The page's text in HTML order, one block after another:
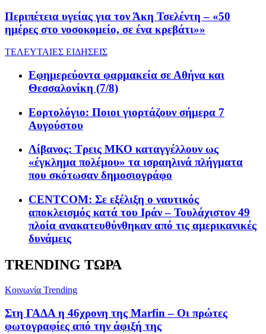
Περιπέτεια υγείας για τον Άκη Τσελέντη – «50
ημέρες στο νοσοκομείο, σε ένα κρεβάτι»»
ΤΕΛΕΥΤΑΙΕΣ ΕΙΔΗΣΕΙΣ
Εφημερεύοντα φαρμακεία σε Αθήνα και
Θεσσαλονίκη (7/8)
Εορτολόγιο: Ποιοι γιορτάζουν σήμερα 7
Αυγούστου
Λίβανος: Τρεις ΜΚΟ καταγγέλλουν ως
«έγκλημα πολέμου» τα ισραηλινά πλήγματα
που σκότωσαν δημοσιογράφο
CENTCOM: Σε εξέλιξη ο ναυτικός
αποκλεισμός κατά του Ιράν – Τουλάχιστον 49
πλοία ανακατευθύνθηκαν από τις αμερικανικές
δυνάμεις
TRENDING ΤΩΡΑ
Κοινωνία Trending
Στη ΓΑΔΑ η 46χρονη της Marfin – Οι πρώτες
φωτογραφίες από την άφιξή της